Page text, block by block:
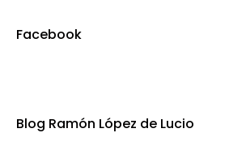
Facebook
Blog Ramón López de Lucio